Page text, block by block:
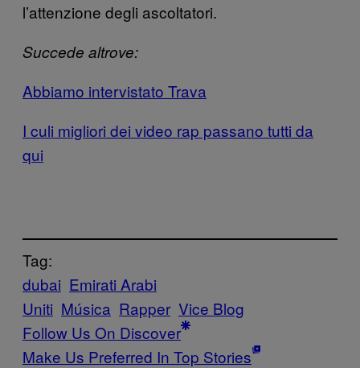
l’attenzione degli ascoltatori.
Succede altrove:
Abbiamo intervistato Trava
I culi migliori dei video rap passano tutti da
qui
Tag:
dubai Emirati Arabi
Uniti Música Rapper Vice Blog
Follow Us On Discover
Make Us Preferred In Top Stories